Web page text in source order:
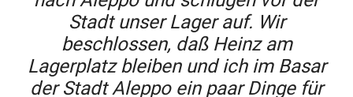
Stadt unser Lager auf. Wir
beschlossen, daß Heinz am
Lagerplatz bleiben und ich im Basar
der Stadt Aleppo ein paar Dinge für